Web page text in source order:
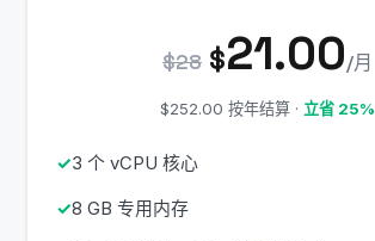
$28 $21.00/月
$252.00 按年结算 · 立省 25%
3 个 vCPU 核心
8 GB 专用内存